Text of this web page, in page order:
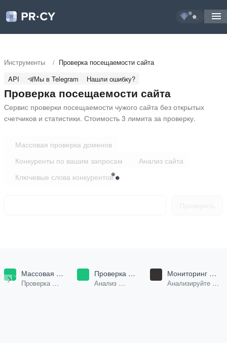
...
Инструменты / Проверка посещаемости сайта
Проверка посещаемости сайта
API Мы в Telegram Нашли ошибку?
Сервис проверки посещаемости чужого сайта без открытых
счетчиков и статистики. Стоимость 3 лимита за проверку.
Массовая проверка доменов
Конкуренты по вашим запросам
Анализ сайта
Ключевые слова конкурентов
Массовая
проверка
Проверка
Проверка
посещаемости
Анализ
Мониторинг
бренда в Google
Анализируйте